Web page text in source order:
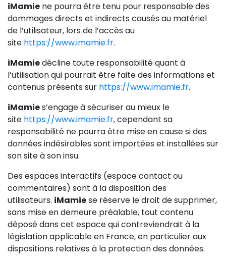
iMamie ne pourra être tenu pour responsable des
dommages directs et indirects causés au matériel
de l’utilisateur, lors de l’accès au
site https://www.imamie.fr.
iMamiedécline toute responsabilité quant à
l’utilisation qui pourrait être faite des informations et
contenus présents sur https://www.imamie.fr.
iMamies’engage à sécuriser au mieux le
site https://www.imamie.fr, cependant sa
responsabilité ne pourra être mise en cause si des
données indésirables sont importées et installées sur
son site à son insu.
Des espaces interactifs (espace contact ou
commentaires) sont à la disposition des
utilisateurs. iMamiese réserve le droit de supprimer,
sans mise en demeure préalable, tout contenu
déposé dans cet espace qui contreviendrait à la
législation applicable en France, en particulier aux
dispositions relatives à la protection des données.